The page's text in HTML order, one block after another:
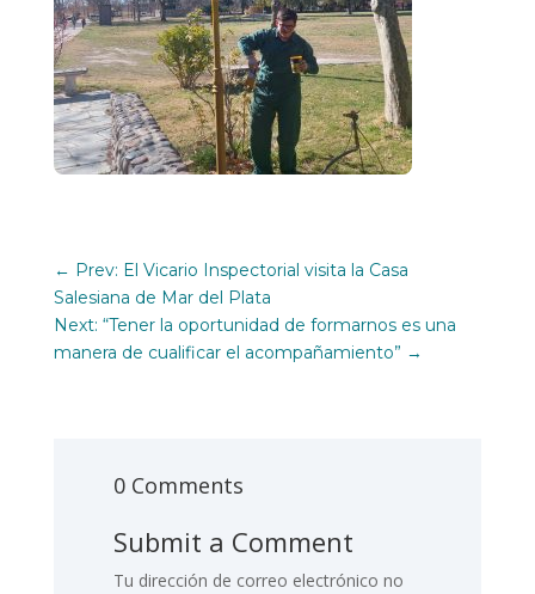
← Prev: El Vicario Inspectorial visita la Casa
Salesiana de Mar del Plata
Next: “Tener la oportunidad de formarnos es una
manera de cualificar el acompañamiento” →
0 Comments
Submit a Comment
Tu dirección de correo electrónico no